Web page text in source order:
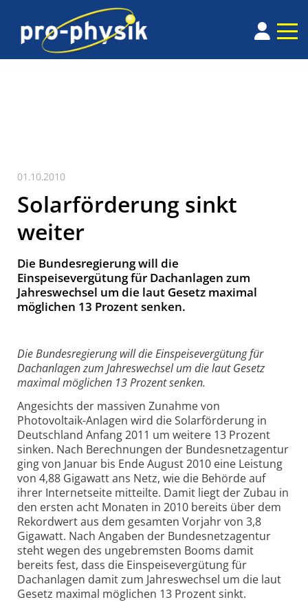
01.10.2010
Solarförderung sinkt
weiter
Die Bundesregierung will die
Einspeisevergütung für Dachanlagen zum
Jahreswechsel um die laut Gesetz maximal
möglichen 13 Prozent senken.
Die Bundesregierung will die Einspeisevergütung für
Dachanlagen zum Jahreswechsel um die laut Gesetz
maximal möglichen 13 Prozent senken.
Angesichts der massiven Zunahme von
Photovoltaik-Anlagen wird die Solarförderung in
Deutschland Anfang 2011 um weitere 13 Prozent
sinken. Nach Berechnungen der Bundesnetzagentur
ging von Januar bis Ende August 2010 eine Leistung
von 4,88 Gigawatt ans Netz, wie die Behörde auf
ihrer Internetseite mitteilte. Damit liegt der Zubau in
den ersten acht Monaten in 2010 bereits über dem
Rekordwert aus dem gesamten Vorjahr von 3,8
Gigawatt. Nach Angaben der Bundesnetzagentur
steht wegen des ungebremsten Booms damit
bereits fest, dass die Einspeisevergütung für
Dachanlagen damit zum Jahreswechsel um die laut
Gesetz maximal möglichen 13 Prozent sinkt.